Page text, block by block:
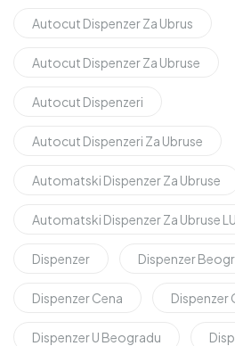
Autocut Dispenzer Za Ubrus
Autocut Dispenzer Za Ubruse
Autocut Dispenzeri
Autocut Dispenzeri Za Ubruse
Automatski Dispenzer Za Ubruse
Automatski Dispenzer Za Ubruse
Dispenzer Dispenzer
Dispenzer Cena Dispenzer
Dispenzer U Beogradu